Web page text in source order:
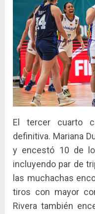
El tercer cuarto
definitiva. Mariana
y encestó 10 de
incluyendo par de
las muchachas
tiros con mayor
Rivera también